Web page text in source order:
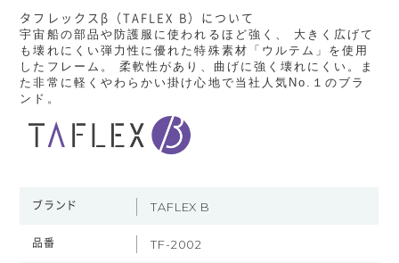
タフレックスβ（TAFLEX B）について
宇宙船の部品や防護服に使われるほど強く、 大きく広げて
も壊れにくい弾力性に優れた特殊素材「ウルテム」を使用
したフレーム。 柔軟性があり、曲げに強く壊れにくい。ま
た非常に軽くやわらかい掛け心地で当社人気No.１のブラ
ンド。
ブランド TAFLEX B
品番 TF-2002